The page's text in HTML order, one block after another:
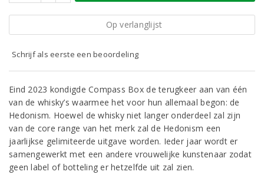
Op verlanglijst
Schrijf als eerste een beoordeling
Eind 2023 kondigde Compass Box de terugkeer aan van één
van de whisky’s waarmee het voor hun allemaal begon: de
Hedonism. Hoewel de whisky niet langer onderdeel zal zijn
van de core range van het merk zal de Hedonism een
jaarlijkse gelimiteerde uitgave worden. Ieder jaar wordt er
samengewerkt met een andere vrouwelijke kunstenaar zodat
geen label of botteling er hetzelfde uit zal zien.